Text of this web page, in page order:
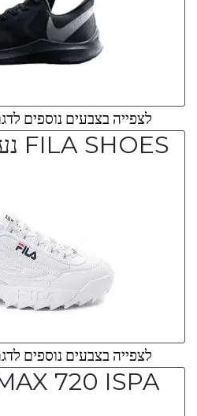
לצפייה בצבעים נוספים
FILA SHOES נעלי פילה קטלוג
לצפייה בצבעים נוספים
720 ISPA